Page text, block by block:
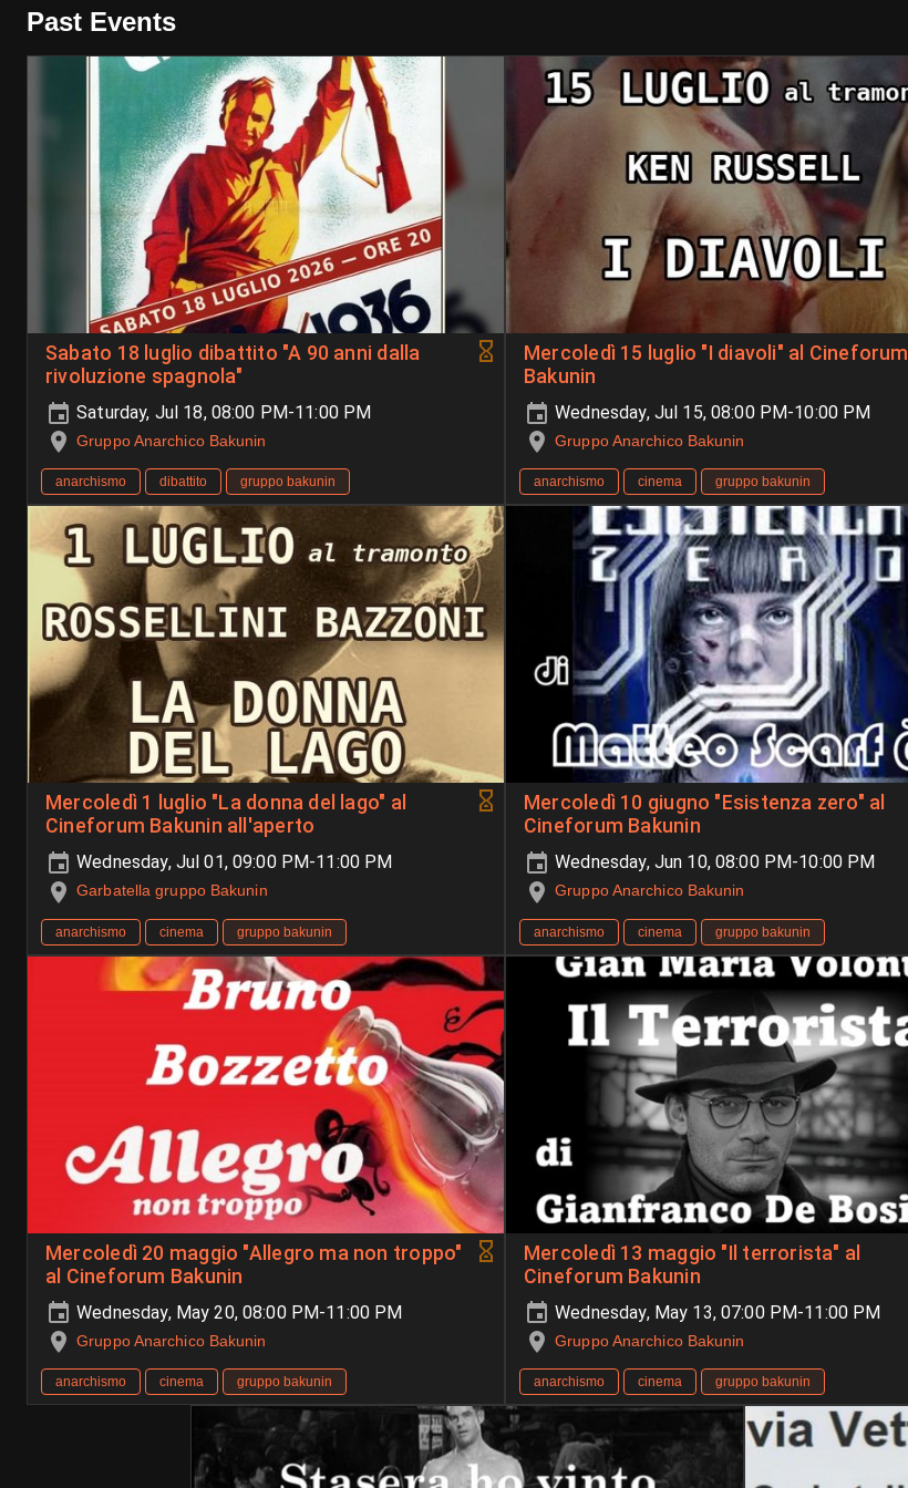
Past Events
Sabato 18 luglio dibattito "A 90 anni dalla
rivoluzione spagnola"
Saturday, Jul 18, 08:00 PM-11:00 PM
Gruppo Anarchico Bakunin
anarchismo dibattito gruppo bakunin
Mercoledì 15 luglio "I diavoli" al Cineforum
Bakunin
Wednesday, Jul 15, 08:00 PM-10:00 PM
Gruppo Anarchico Bakunin
anarchismo cinema gruppo bakunin
Mercoledì 1 luglio "La donna del lago" al
Cineforum Bakunin all'aperto
Wednesday, Jul 01, 09:00 PM-11:00 PM
Garbatella gruppo Bakunin
anarchismo cinema gruppo bakunin
Mercoledì 10 giugno "Esistenza zero" al
Cineforum Bakunin
Wednesday, Jun 10, 08:00 PM-10:00 PM
Gruppo Anarchico Bakunin
anarchismo cinema gruppo bakunin
Mercoledì 20 maggio "Allegro ma non troppo"
al Cineforum Bakunin
Wednesday, May 20, 08:00 PM-11:00 PM
Gruppo Anarchico Bakunin
anarchismo cinema gruppo bakunin
Mercoledì 13 maggio "Il terrorista" al
Cineforum Bakunin
Wednesday, May 13, 07:00 PM-11:00 PM
Gruppo Anarchico Bakunin
anarchismo cinema gruppo bakunin